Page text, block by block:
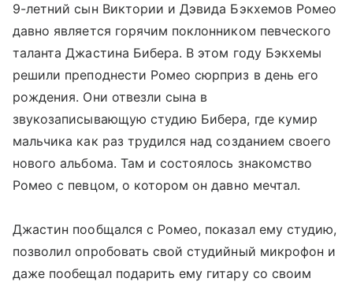
9-летний сын Виктории и Дэвида Бэкхемов Ромео
давно является горячим поклонником певческого
таланта Джастина Бибера. В этом году Бэкхемы
решили преподнести Ромео сюрприз в день его
рождения. Они отвезли сына в
звукозаписывающую студию Бибера, где кумир
мальчика как раз трудился над созданием своего
нового альбома. Там и состоялось знакомство
Ромео с певцом, о котором он давно мечтал.
Джастин пообщался с Ромео, показал ему студию,
позволил опробовать свой студийный микрофон и
даже пообещал подарить ему гитару со своим